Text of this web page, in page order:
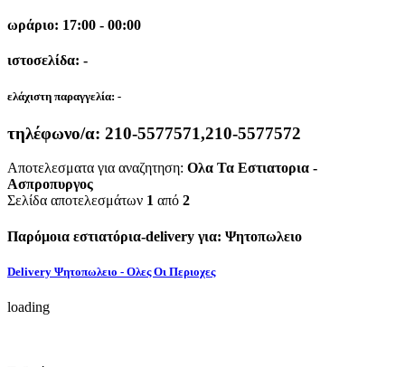
ωράριο: 17:00 - 00:00
ιστοσελίδα: -
ελάχιστη παραγγελία: -
τηλέφωνο/α: 210-5577571,210-5577572
Αποτελεσματα για αναζητηση: Ολα Τα Εστιατορια -
Ασπροπυργος
Σελίδα αποτελεσμάτων 1 από 2
Παρόμοια εστιατόρια-delivery για: Ψητοπωλειο
Delivery Ψητοπωλειο - Ολες Οι Περιοχες
loading